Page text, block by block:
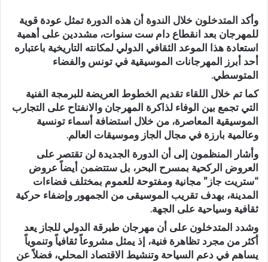
وأكد المتدخلون خلال الندوة أن هذه الدورة تمثل عودة قوية
للمهرجان بعد انقطاع دام ست سنوات، مشددين على أهمية
استعادة هذا الموعد الثقافي الدولي لمكانته التاريخية باعتباره
أحد أبرز المهرجانات الموسيقية في تونس والفضاء
المتوسطي.
كما تم خلال اللقاء تقديم الخطوط العريضة للبرمجة الفنية
التي تجمع بين الوفاء لذاكرة المهرجان والانفتاح على التجارب
الموسيقية المعاصرة، من خلال استضافة أسماء تونسية
وعالمية بارزة في مجال الجاز وموسيقات العالم.
وأشار المنظمون إلى أن الدورة الجديدة لن تقتصر على
العروض الركحية بمسرح البحر، بل ستتضمن أيضاً عروض
“ستريت جاز” مجانية ومفتوحة للعموم بمختلف فضاءات
المدينة، بهدف تقريب الموسيقى من الجمهور وإضفاء حركية
ثقافية وسياحية على الجهة.
وشدد المتدخلون على أن مهرجان طبرقة الدولي للجاز يعد
أكثر من مجرد تظاهرة فنية، إذ يمثل مشروعاً ثقافياً وتنموياً
يساهم في دعم السياحة وتنشيط الاقتصاد المحلي، فضلاً عن